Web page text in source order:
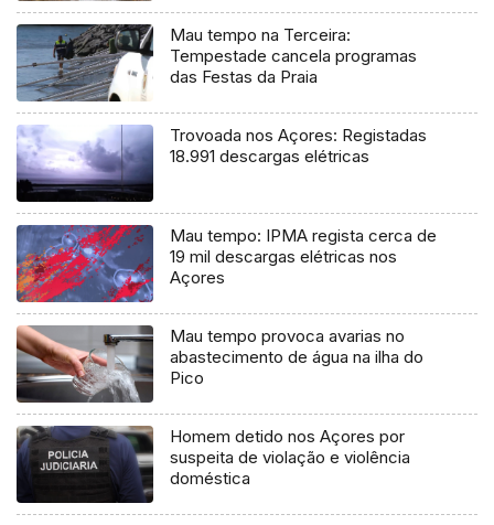
Mau tempo na Terceira:
Tempestade cancela programas
das Festas da Praia
Trovoada nos Açores: Registadas
18.991 descargas elétricas
Mau tempo: IPMA regista cerca de
19 mil descargas elétricas nos
Açores
Mau tempo provoca avarias no
abastecimento de água na ilha do
Pico
Homem detido nos Açores por
suspeita de violação e violência
doméstica